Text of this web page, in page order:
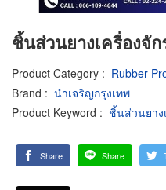
ชิ้นส่วนยางเครื่องจั
Product Category : Rubber
Brand : นำเจริญกรุงเทพ
Product Keyword : ชิ้นส่วนยาง
Share Share